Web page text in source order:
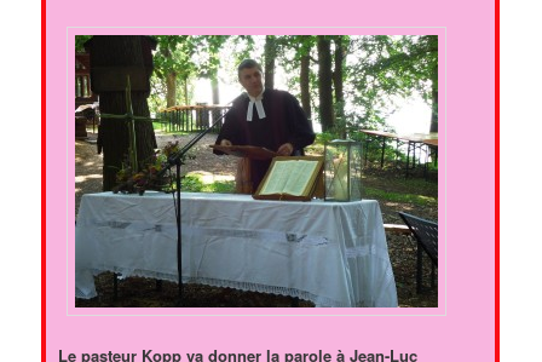
Le pasteur Kopp va donner la parole à Jean-Luc